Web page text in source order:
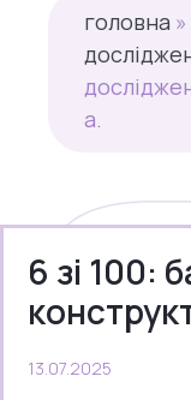
головна »
а.
6 зі 100:
13.07.2025